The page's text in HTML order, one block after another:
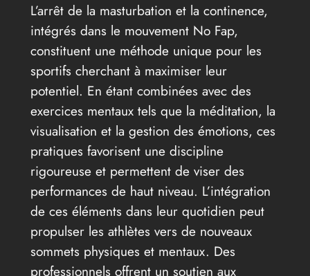
L’arrêt de la masturbation et la continence,
intégrés dans le mouvement No Fap,
constituent une méthode unique pour les
sportifs cherchant à maximiser leur
potentiel. En étant combinées avec des
exercices mentaux tels que la méditation, la
visualisation et la gestion des émotions, ces
pratiques favorisent une discipline
rigoureuse et permettent de viser des
performances de haut niveau. L’intégration
de ces éléments dans leur quotidien peut
propulser les athlètes vers de nouveaux
sommets physiques et mentaux. Des
professionnels offrent un soutien aux